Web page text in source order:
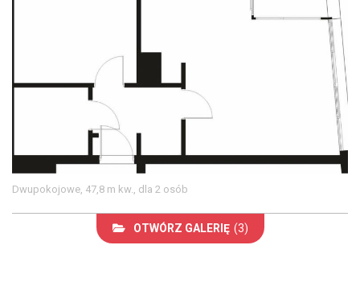
Dwupokojowe, 47,8 m kw., dla 2 osób
OTWÓRZ GALERIĘ (3)